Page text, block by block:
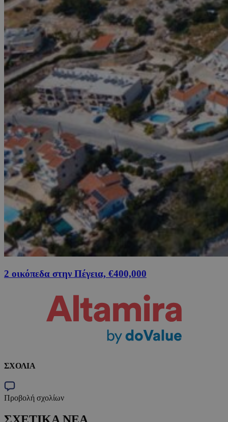
2 οικόπεδα στην Πέγεια, €400,000
ΣΧΟΛΙΑ
Προβολή σχολίων
ΣΧΕΤΙΚΑ ΝΕΑ